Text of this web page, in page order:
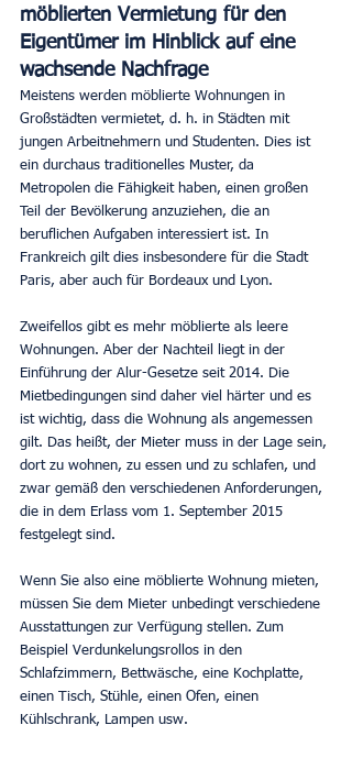
möblierten Vermietung für den
Eigentümer im Hinblick auf eine
wachsende Nachfrage
Meistens werden möblierte Wohnungen in
Großstädten vermietet, d. h. in Städten mit
jungen Arbeitnehmern und Studenten. Dies ist
ein durchaus traditionelles Muster, da
Metropolen die Fähigkeit haben, einen großen
Teil der Bevölkerung anzuziehen, die an
beruflichen Aufgaben interessiert ist. In
Frankreich gilt dies insbesondere für die Stadt
Paris, aber auch für Bordeaux und Lyon.
Zweifellos gibt es mehr möblierte als leere
Wohnungen. Aber der Nachteil liegt in der
Einführung der Alur-Gesetze seit 2014. Die
Mietbedingungen sind daher viel härter und es
ist wichtig, dass die Wohnung als angemessen
gilt. Das heißt, der Mieter muss in der Lage sein,
dort zu wohnen, zu essen und zu schlafen, und
zwar gemäß den verschiedenen Anforderungen,
die in dem Erlass vom 1. September 2015
festgelegt sind.
Wenn Sie also eine möblierte Wohnung mieten,
müssen Sie dem Mieter unbedingt verschiedene
Ausstattungen zur Verfügung stellen. Zum
Beispiel Verdunkelungsrollos in den
Schlafzimmern, Bettwäsche, eine Kochplatte,
einen Tisch, Stühle, einen Ofen, einen
Kühlschrank, Lampen usw.